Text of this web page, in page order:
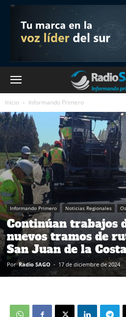
Inicio Informando Primero
Informando Primero Noticias Regionales
Continúan trabajos
nuevos tramos de
San Juan de la
Por Radio SAGO - 17 de diciembre de 2024